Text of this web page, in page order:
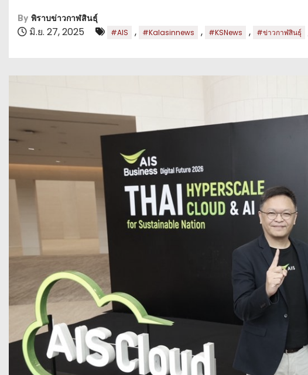
By พิราบข่าวกาฬสินธุ์
มิ.ย. 27, 2025 #AIS , #Kalasinnews , #KSNews , #ข่าวกาฬสินธุ์